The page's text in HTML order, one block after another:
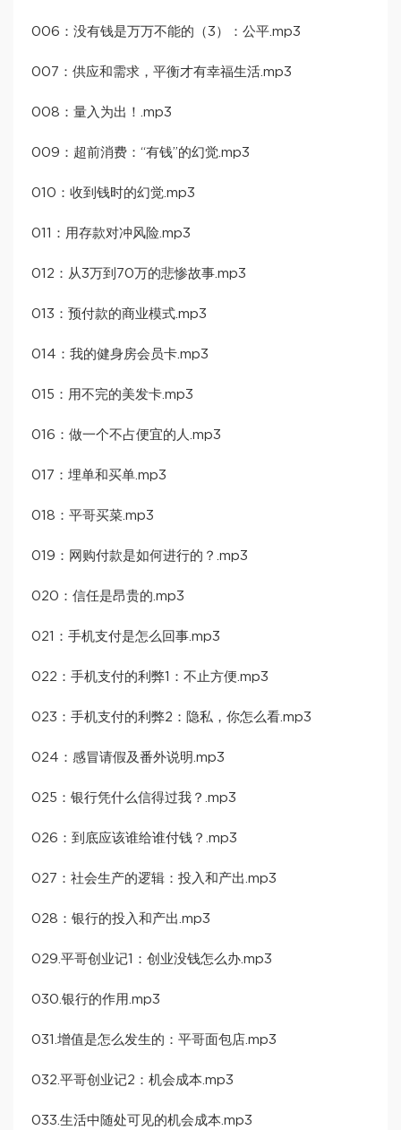
006：没有钱是万万不能的（3）：公平.mp3
007：供应和需求，平衡才有幸福生活.mp3
008：量入为出！.mp3
009：超前消费：“有钱”的幻觉.mp3
010：收到钱时的幻觉.mp3
011：用存款对冲风险.mp3
012：从3万到70万的悲惨故事.mp3
013：预付款的商业模式.mp3
014：我的健身房会员卡.mp3
015：用不完的美发卡.mp3
016：做一个不占便宜的人.mp3
017：埋单和买单.mp3
018：平哥买菜.mp3
019：网购付款是如何进行的？.mp3
020：信任是昂贵的.mp3
021：手机支付是怎么回事.mp3
022：手机支付的利弊1：不止方便.mp3
023：手机支付的利弊2：隐私，你怎么看.mp3
024：感冒请假及番外说明.mp3
025：银行凭什么信得过我？.mp3
026：到底应该谁给谁付钱？.mp3
027：社会生产的逻辑：投入和产出.mp3
028：银行的投入和产出.mp3
029.平哥创业记1：创业没钱怎么办.mp3
030.银行的作用.mp3
031.增值是怎么发生的：平哥面包店.mp3
032.平哥创业记2：机会成本.mp3
033.生活中随处可见的机会成本.mp3